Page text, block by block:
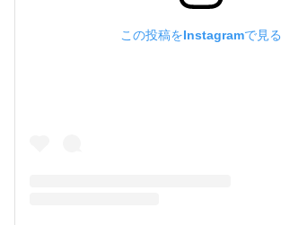
この投稿をInstagramで見る